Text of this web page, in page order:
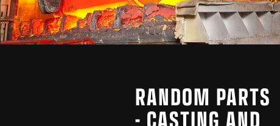
RANDOM PARTS
- CASTING AND